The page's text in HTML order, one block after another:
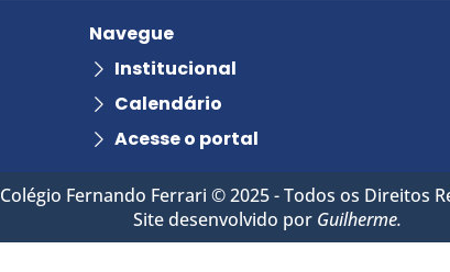
Navegue
Institucional
Calendário
Acesse o portal
Colégio Fernando Ferrari © 2025 - Todos os Direitos
Site desenvolvido por Guilherme.